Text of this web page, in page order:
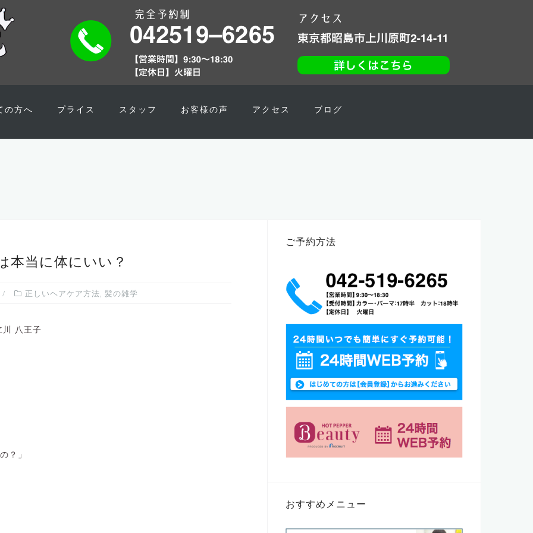
の方へ プライス スタッフ お客様の声 アクセス ブログ
本当に体にいい？
正しいヘアケア方法, 髪の雑学
川 八王子
？」
ご予約方法
おすすめメニュー